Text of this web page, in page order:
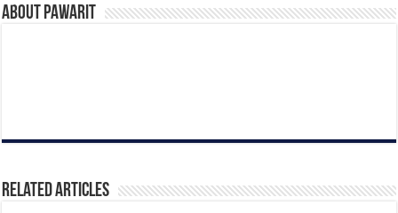
About pawarit
Related Articles